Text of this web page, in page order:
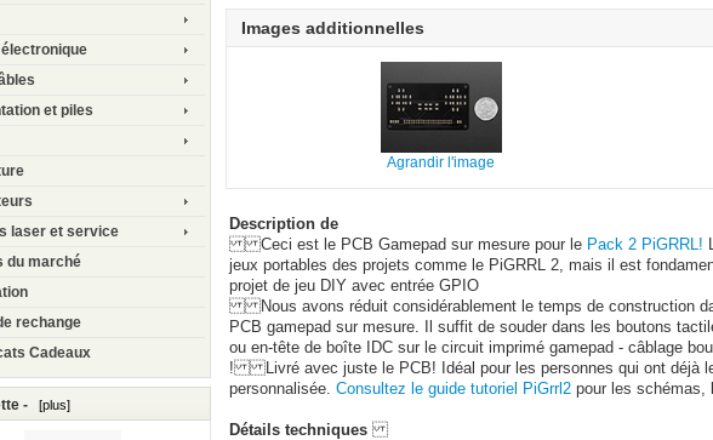
et piles
laser et service
du marché
rechange
Cadeaux
- [plus]
Images additionnelles
Agrandir l'image
Description de
Ceci est le PCB Gamepad sur mesure pour le Pack 2 PiGRRL!
jeux portables des projets comme le PiGRRL 2, mais il est
projet de jeu DIY avec entrée GPIO
Nous avons réduit considérablement le temps de construction
PCB gamepad sur mesure. Il suffit de souder dans les boutons
ou en-tête de boîte IDC sur le circuit imprimé gamepad - câblage
! Livré avec juste le PCB! Idéal pour les personnes qui ont déjà
personnalisée. Consultez le guide tutoriel PiGrrl2 pour les schémas,
Détails techniques